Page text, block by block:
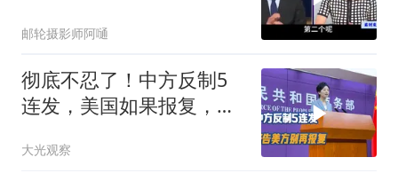
邮轮摄影师阿嗵
彻底不忍了！中方反制5
连发，美国如果报复，我
大光观察